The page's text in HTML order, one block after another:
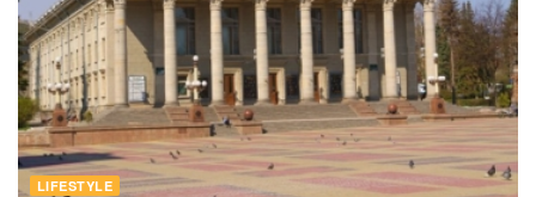
LIFESTYLE